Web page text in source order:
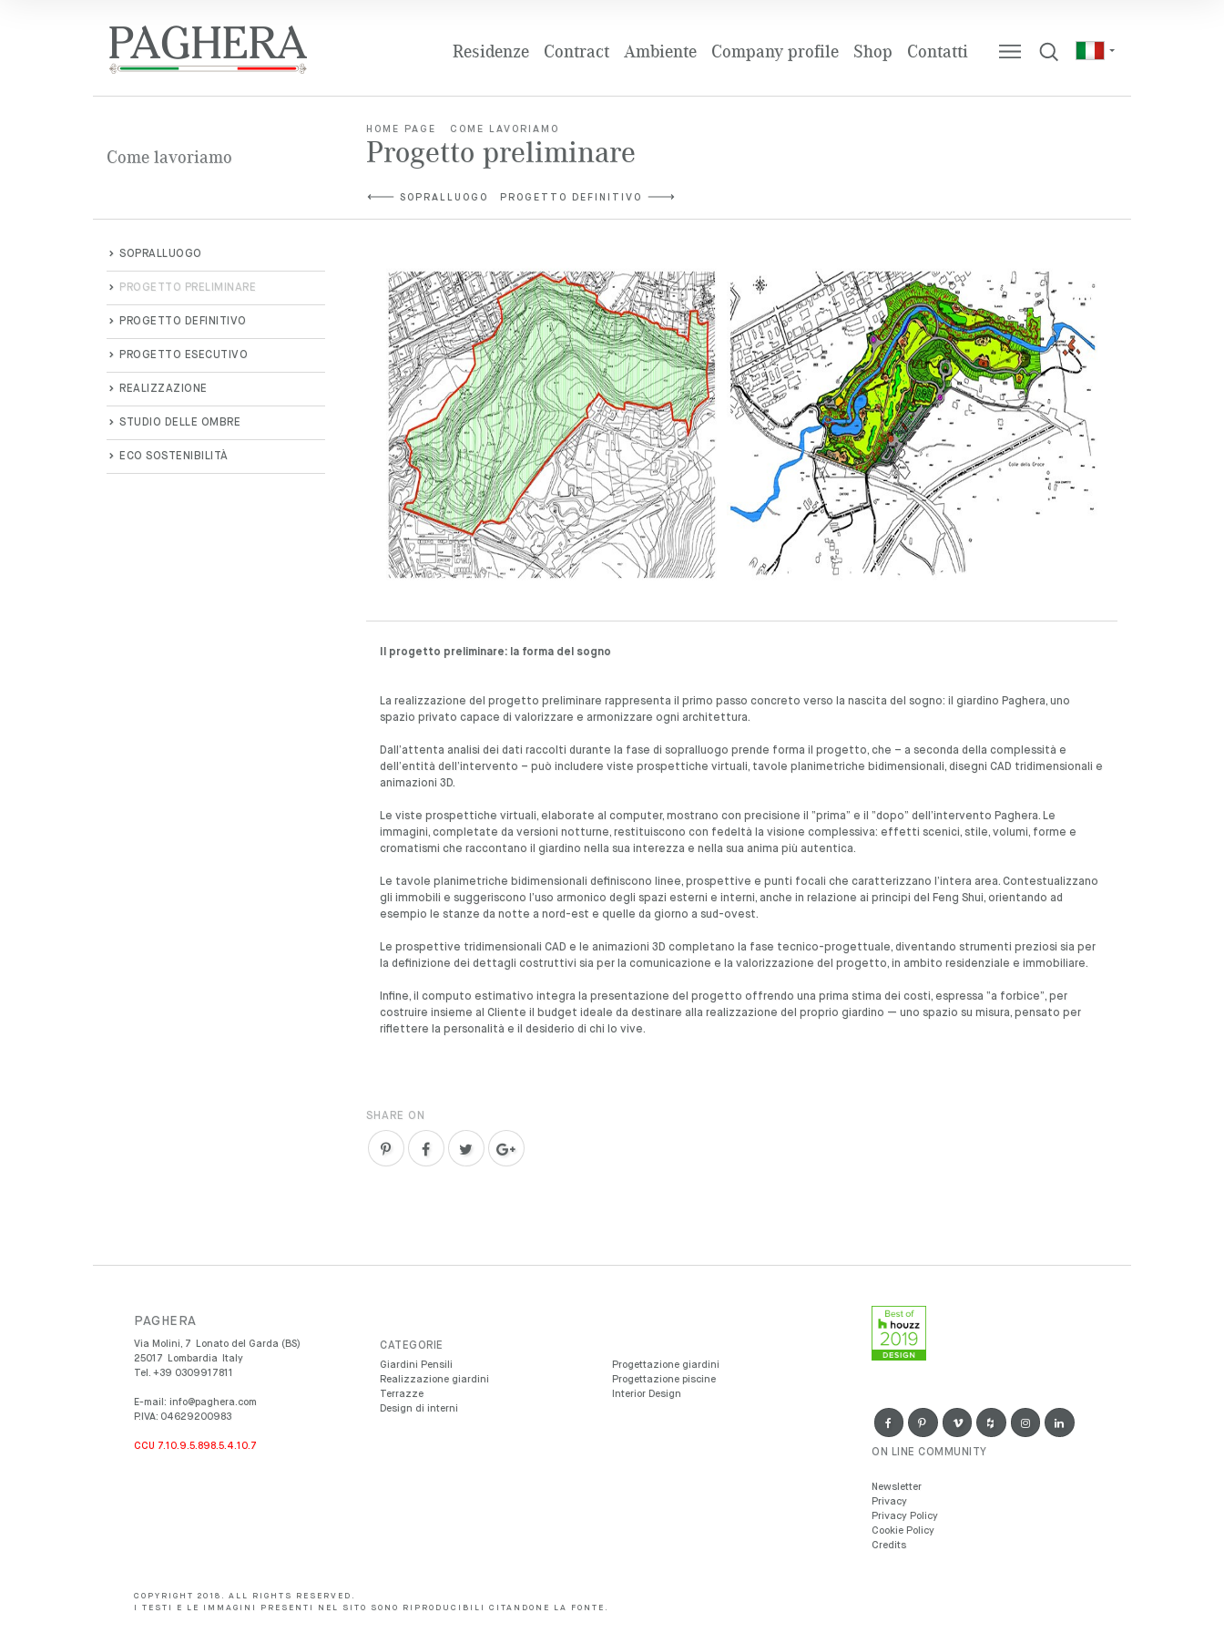
Residenze Contract Ambiente Company profile Shop Contatti
Come lavoriamo
HOME PAGE COME LAVORIAMO
Progetto preliminare
SOPRALLUOGO PROGETTO DEFINITIVO
SOPRALLUOGO
PROGETTO PRELIMINARE
PROGETTO DEFINITIVO
PROGETTO ESECUTIVO
REALIZZAZIONE
STUDIO DELLE OMBRE
ECO SOSTENIBILITÀ
Il progetto preliminare: la forma del sogno
La realizzazione del progetto preliminare rappresenta il primo passo concreto verso la nascita del sogno: il giardino Paghera, uno
spazio privato capace di valorizzare e armonizzare ogni architettura.
Dall’attenta analisi dei dati raccolti durante la fase di sopralluogo prende forma il progetto, che – a seconda della complessità e
dell’entità dell’intervento – può includere viste prospettiche virtuali, tavole planimetriche bidimensionali, disegni CAD tridimensionali e
animazioni 3D.
Le viste prospettiche virtuali, elaborate al computer, mostrano con precisione il “prima” e il “dopo” dell’intervento Paghera. Le
immagini, completate da versioni notturne, restituiscono con fedeltà la visione complessiva: effetti scenici, stile, volumi, forme e
cromatismi che raccontano il giardino nella sua interezza e nella sua anima più autentica.
Le tavole planimetriche bidimensionali definiscono linee, prospettive e punti focali che caratterizzano l’intera area. Contestualizzano
gli immobili e suggeriscono l’uso armonico degli spazi esterni e interni, anche in relazione ai principi del Feng Shui, orientando ad
esempio le stanze da notte a nord-est e quelle da giorno a sud-ovest.
Le prospettive tridimensionali CAD e le animazioni 3D completano la fase tecnico-progettuale, diventando strumenti preziosi sia per
la definizione dei dettagli costruttivi sia per la comunicazione e la valorizzazione del progetto, in ambito residenziale e immobiliare.
Infine, il computo estimativo integra la presentazione del progetto offrendo una prima stima dei costi, espressa “a forbice”, per
costruire insieme al Cliente il budget ideale da destinare alla realizzazione del proprio giardino — uno spazio su misura, pensato per
riflettere la personalità e il desiderio di chi lo vive.
SHARE ON
PAGHERA
Via Molini, 7
Lonato del Garda (BS)
25017
Lombardia
Italy
Tel. +39 0309917811
E-mail: info@paghera.com
P.IVA: 04629200983
CCU 7.10.9.5.898.5.4.10.7
CATEGORIE
Giardini Pensili
Progettazione giardini
Realizzazione giardini
Progettazione piscine
Terrazze
Interior Design
Design di interni
ON LINE COMMUNITY
Newsletter
Privacy
Privacy Policy
Cookie Policy
Credits
COPYRIGHT 2018. ALL RIGHTS RESERVED.
I TESTI E LE IMMAGINI PRESENTI NEL SITO SONO RIPRODUCIBILI CITANDONE LA FONTE.